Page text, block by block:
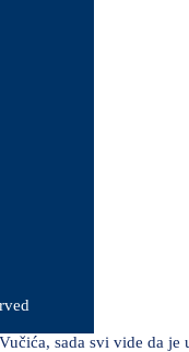
sada svi vide da